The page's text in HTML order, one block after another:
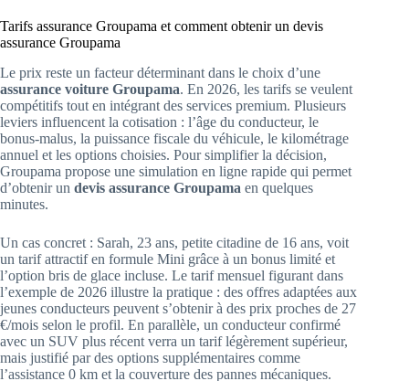
Tarifs assurance Groupama et comment obtenir un devis
assurance Groupama
Le prix reste un facteur déterminant dans le choix d’une
assurance voiture Groupama. En 2026, les tarifs se veulent
compétitifs tout en intégrant des services premium. Plusieurs
leviers influencent la cotisation : l’âge du conducteur, le
bonus-malus, la puissance fiscale du véhicule, le kilométrage
annuel et les options choisies. Pour simplifier la décision,
Groupama propose une simulation en ligne rapide qui permet
d’obtenir un devis assurance Groupama en quelques
minutes.
Un cas concret : Sarah, 23 ans, petite citadine de 16 ans, voit
un tarif attractif en formule Mini grâce à un bonus limité et
l’option bris de glace incluse. Le tarif mensuel figurant dans
l’exemple de 2026 illustre la pratique : des offres adaptées aux
jeunes conducteurs peuvent s’obtenir à des prix proches de 27
€/mois selon le profil. En parallèle, un conducteur confirmé
avec un SUV plus récent verra un tarif légèrement supérieur,
mais justifié par des options supplémentaires comme
l’assistance 0 km et la couverture des pannes mécaniques.